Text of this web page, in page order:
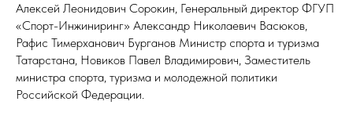
Алексей Леонидович Сорокин, Генеральный директор ФГУП
«Спорт-Инжиниринг» Александр Николаевич Васюков,
Рафис Тимерханович Бурганов Министр спорта и туризма
Татарстана, Новиков Павел Владимирович, Заместитель
министра спорта, туризма и молодежной политики
Российской Федерации.